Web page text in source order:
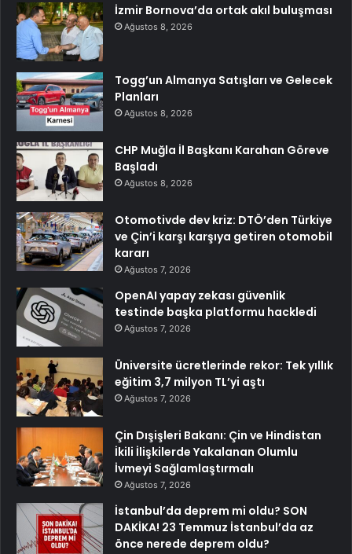
İzmir Bornova’da ortak akıl buluşması
Ağustos 8, 2026
Togg’un Almanya Satışları ve Gelecek
Planları
Ağustos 8, 2026
CHP Muğla İl Başkanı Karahan Göreve
Başladı
Ağustos 8, 2026
Otomotivde dev kriz: DTÖ’den Türkiye
ve Çin’i karşı karşıya getiren otomobil
kararı
Ağustos 7, 2026
OpenAI yapay zekası güvenlik
testinde başka platformu hackledi
Ağustos 7, 2026
Üniversite ücretlerinde rekor: Tek yıllık
eğitim 3,7 milyon TL’yi aştı
Ağustos 7, 2026
Çin Dışişleri Bakanı: Çin ve Hindistan
İkili İlişkilerde Yakalanan Olumlu
İvmeyi Sağlamlaştırmalı
Ağustos 7, 2026
İstanbul’da deprem mi oldu? SON
DAKİKA! 23 Temmuz İstanbul’da az
önce nerede deprem oldu?